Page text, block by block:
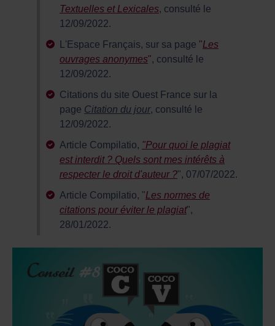
Textuelles et Lexicales, consulté le
12/09/2022.
L'Espace Français, sur sa page "Les
ouvrages anonymes", consulté le
12/09/2022.
Citations du site Ouest France sur la
page Citation du jour, consulté le
12/09/2022.
Article Compilatio, "Pour quoi le plagiat
est interdit ? Quels sont mes intérêts à
respecter le droit d'auteur ?", 07/07/2022.
Article Compilatio, "Les normes de
citations pour éviter le plagiat",
28/01/2022.